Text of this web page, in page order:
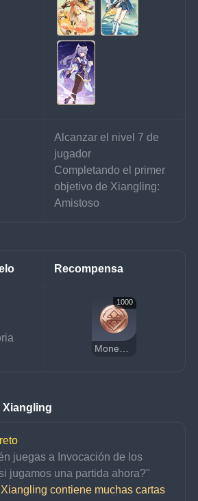
Alcanzar el nivel 7 de
jugador
Completando el primer
objetivo de Xiangling:
Amistoso
Recompensa
1000
Moneda de la suerte
Xiangling
juegas a Invocación de los
jugamos una partida ahora?"
contiene muchas cartas